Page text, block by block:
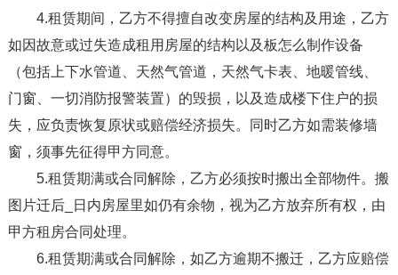
4.租赁期间，乙方不得擅自改变房屋的结构及用途，乙方
如因故意或过失造成租用房屋的结构以及板怎么制作设备
（包括上下水管道、天然气管道，天然气卡表、地暖管线、
门窗、一切消防报警装置）的毁损，以及造成楼下住户的损
失，应负责恢复原状或赔偿经济损失。同时乙方如需装修墙
窗，须事先征得甲方同意。
5.租赁期满或合同解除，乙方必须按时搬出全部物件。搬
图片迁后_日内房屋里如仍有余物，视为乙方放弃所有权，由
甲方租房合同处理。
6.租赁期满或合同解除，如乙方逾期不搬迁，乙方应赔偿